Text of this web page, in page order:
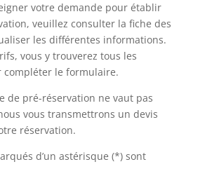
votre demande pour établir
veuillez consulter la fiche des
les différentes informations.
vous y trouverez tous les
compléter le formulaire.
de pré-réservation ne vaut pas
vous transmettrons un devis
réservation.
d’un astérisque (*) sont